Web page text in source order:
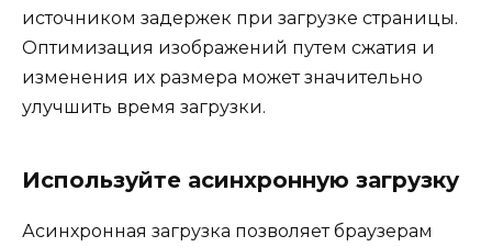
источником задержек при загрузке страницы.
Оптимизация изображений путем сжатия и
изменения их размера может значительно
улучшить время загрузки.
Используйте асинхронную загрузку
Асинхронная загрузка позволяет браузерам